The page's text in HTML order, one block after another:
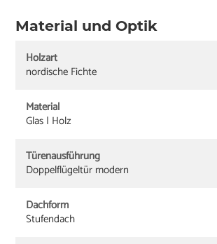
Material und Optik
Holzart
nordische Fichte
Material
Glas | Holz
Türenausführung
Doppelflügeltür modern
Dachform
Stufendach